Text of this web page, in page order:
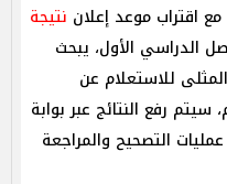
مع اقتراب موعد إعلان نتيجة
للفصل الدراسي الأول، يبحث
للاستعلام عن
سيتم رفع النتائج عبر بوابة
التصحيح والمراجعة